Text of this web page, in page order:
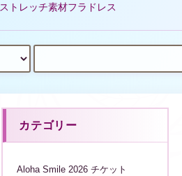
ストレッチ素材フラドレス
カテゴリー
Aloha Smile 2026 チケット